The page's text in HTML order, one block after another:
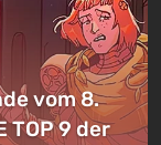
vom 8.
TOP 9 der